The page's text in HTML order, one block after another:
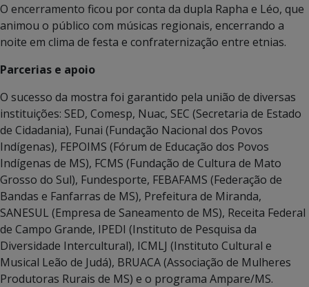
O encerramento ficou por conta da dupla Rapha e Léo, que
animou o público com músicas regionais, encerrando a
noite em clima de festa e confraternização entre etnias.
Parcerias e apoio
O sucesso da mostra foi garantido pela união de diversas
instituições: SED, Comesp, Nuac, SEC (Secretaria de Estado
de Cidadania), Funai (Fundação Nacional dos Povos
Indígenas), FEPOIMS (Fórum de Educação dos Povos
Indígenas de MS), FCMS (Fundação de Cultura de Mato
Grosso do Sul), Fundesporte, FEBAFAMS (Federação de
Bandas e Fanfarras de MS), Prefeitura de Miranda,
SANESUL (Empresa de Saneamento de MS), Receita Federal
de Campo Grande, IPEDI (Instituto de Pesquisa da
Diversidade Intercultural), ICMLJ (Instituto Cultural e
Musical Leão de Judá), BRUACA (Associação de Mulheres
Produtoras Rurais de MS) e o programa Ampare/MS.